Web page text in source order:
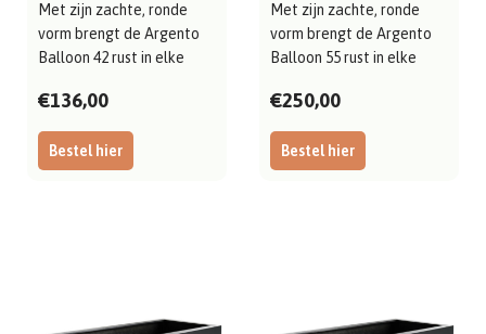
Met zijn zachte, ronde
vorm brengt de Argento
Balloon 42 rust in elke
Bestel hier
€136,00
Met zijn zachte, ronde
vorm brengt de Argento
Balloon 55 rust in elke
Bestel hier
€250,00